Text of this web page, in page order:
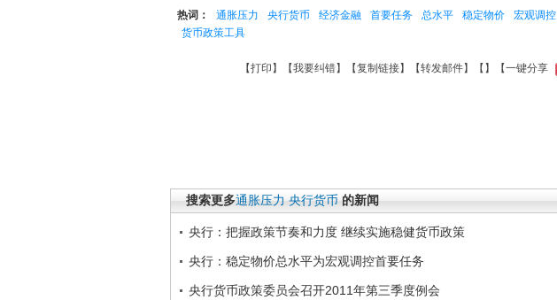
热词： 通胀压力 央行货币 经济金融 首要任务 总水平 稳定物价 宏观调控
货币政策工具
【打印 】【我要纠错】【复制链接】【转发邮件】【 】 【一键分享
搜索更多通胀压力 央行货币 的新闻
央行：把握政策节奏和力度 继续实施稳健货币政策
央行：稳定物价总水平为宏观调控首要任务
央行货币政策委员会召开2011年第三季度例会